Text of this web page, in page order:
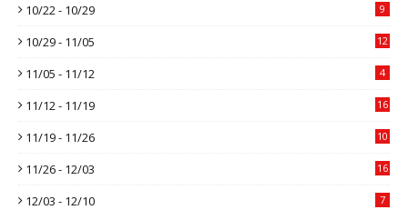
10/22 - 10/29 9
10/29 - 11/05 12
11/05 - 11/12 4
11/12 - 11/19 16
11/19 - 11/26 10
11/26 - 12/03 16
12/03 - 12/10 7